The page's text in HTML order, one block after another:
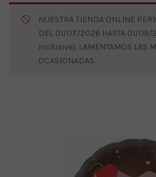
NUESTRA TIENDA ONLINE
DEL 01/07/2026 HASTA 01/
inclusive). LAMENTAMOS LAS
OCASIONADAS.